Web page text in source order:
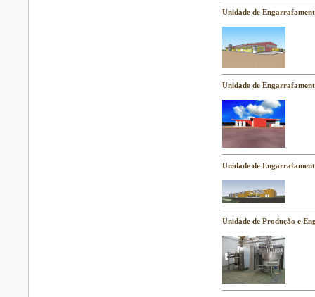
Unidade de
Unidade de
Unidade de
Unidade de Produção e